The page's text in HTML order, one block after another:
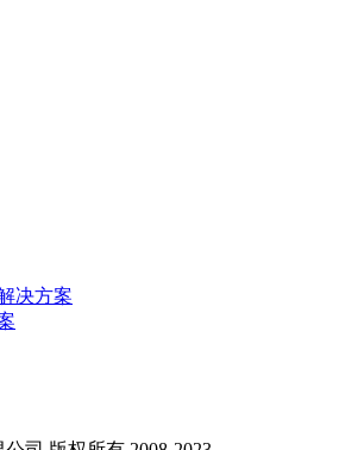
决方案